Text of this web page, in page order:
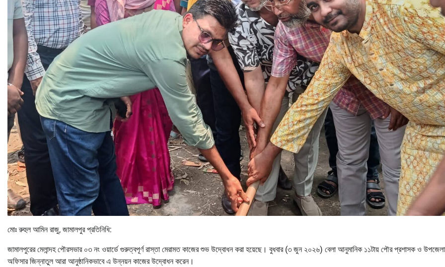
মোঃ রুহুল আমিন রাজু, জামালপুর প্রতিনিধি:
জামালপুরের মেলান্দহ পৌরসভার ০৩ নং ওয়ার্ডে গুরুত্বপূর্ণ রাস্তা মেরামত কাজের শুভ উদ্বোধন করা হয়েছে। বুধবার (৩ জুন ২০২৬) বেলা আনুমানিক ১১টায় পৌর প্রশাসক ও উপজেলা
অফিসার জিন্নাতুল আরা আনুষ্ঠানিকভাবে এ উন্নয়ন কাজের উদ্বোধন করেন।